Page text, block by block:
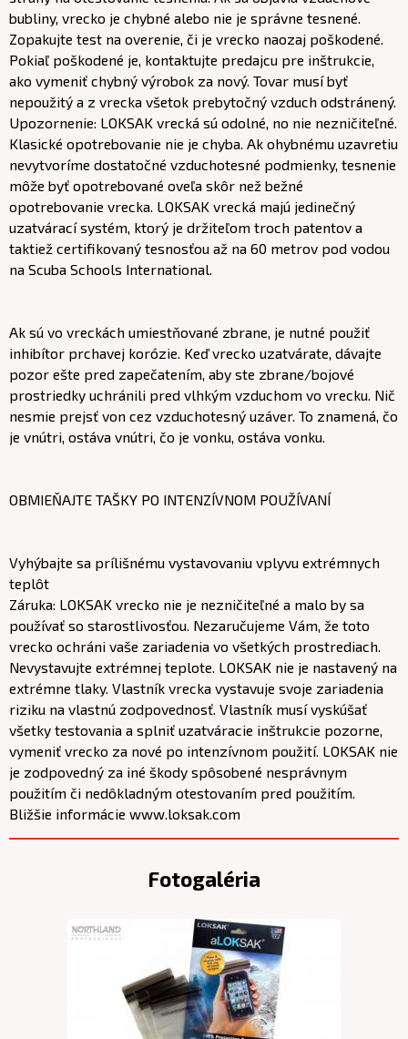
bubliny, vrecko je chybné alebo nie je správne tesnené.
Zopakujte test na overenie, či je vrecko naozaj poškodené.
Pokiaľ poškodené je, kontaktujte predajcu pre inštrukcie,
ako vymeniť chybný výrobok za nový. Tovar musí byť
nepoužitý a z vrecka všetok prebytočný vzduch odstránený.
Upozornenie: LOKSAK vrecká sú odolné, no nie nezničiteľné.
Klasické opotrebovanie nie je chyba. Ak ohybnému uzavretiu
nevytvoríme dostatočné vzduchotesné podmienky, tesnenie
môže byť opotrebované oveľa skôr než bežné
opotrebovanie vrecka. LOKSAK vrecká majú jedinečný
uzatvárací systém, ktorý je držiteľom troch patentov a
taktiež certifikovaný tesnosťou až na 60 metrov pod vodou
na Scuba Schools International.
Ak sú vo vreckách umiestňované zbrane, je nutné použiť
inhibítor prchavej korózie. Keď vrecko uzatvárate, dávajte
pozor ešte pred zapečatením, aby ste zbrane/bojové
prostriedky uchránili pred vlhkým vzduchom vo vrecku. Nič
nesmie prejsť von cez vzduchotesný uzáver. To znamená, čo
je vnútri, ostáva vnútri, čo je vonku, ostáva vonku.
OBMIEŇAJTE TAŠKY PO INTENZÍVNOM POUŽÍVANÍ
Vyhýbajte sa prílišnému vystavovaniu vplyvu extrémnych
teplôt
Záruka: LOKSAK vrecko nie je nezničiteľné a malo by sa
používať so starostlivosťou. Nezaručujeme Vám, že toto
vrecko ochráni vaše zariadenia vo všetkých prostrediach.
Nevystavujte extrémnej teplote. LOKSAK nie je nastavený na
extrémne tlaky. Vlastník vrecka vystavuje svoje zariadenia
riziku na vlastnú zodpovednosť. Vlastník musí vyskúšať
všetky testovania a splniť uzatváracie inštrukcie pozorne,
vymeniť vrecko za nové po intenzívnom použití. LOKSAK nie
je zodpovedný za iné škody spôsobené nesprávnym
použitím či nedôkladným otestovaním pred použitím.
Bližšie informácie www.loksak.com
Fotogaléria